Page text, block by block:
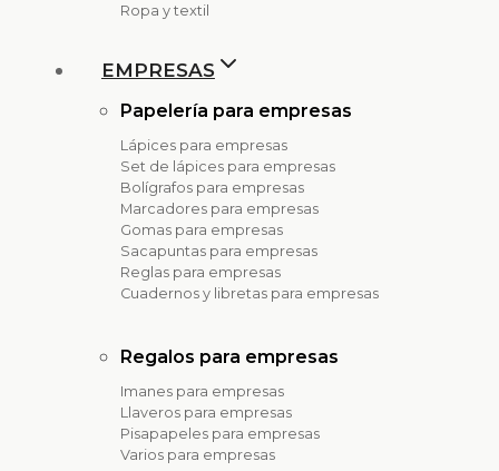
Ropa y textil
EMPRESAS
Papelería para empresas
Lápices para empresas
Set de lápices para empresas
Bolígrafos para empresas
Marcadores para empresas
Gomas para empresas
Sacapuntas para empresas
Reglas para empresas
Cuadernos y libretas para empresas
Regalos para empresas
Imanes para empresas
Llaveros para empresas
Pisapapeles para empresas
Varios para empresas